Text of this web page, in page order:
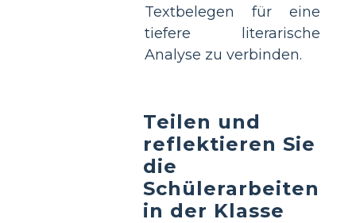
Textbelegen für eine
tiefere literarische
Analyse zu verbinden.
Teilen und
reflektieren Sie
die
Schülerarbeiten
in der Klasse